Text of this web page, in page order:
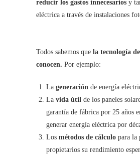
reducir los gastos innecesarios y
eléctrica a través de instalaciones
Todos sabemos que la tecnología
conocen. Por ejemplo:
La generación de energía
La vida útil de los paneles
garantía de fábrica por 25 años
generar energía eléctrica por
Los métodos de cálculo para la
propietarios su rendimiento